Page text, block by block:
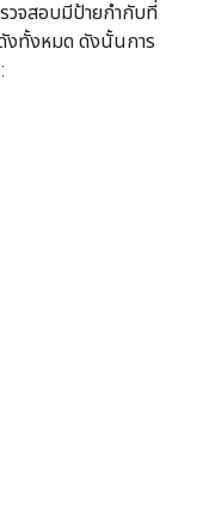
วจสอบมีป้ายกำกับที่
งทั้งหมด ดังนั้นการ